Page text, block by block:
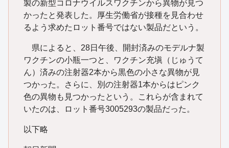
製の新型コロナウイルスワクチンから異物が見つ
かったと発表した。厚生労働省が接種を見合わせ
るよう求めたロット番号ではない製品だという。
県によると、28日午後、開封済みのモデルナ製
ワクチンの小瓶一つと、ワクチン充塡（じゅうて
ん）済みの注射器2本から黒色の小さな異物が見
つかった。さらに、別の注射器1本からはピンク
色の異物も見つかったという。これらが含まれて
いたのは、ロット番号3005293の製品だった。
以下略